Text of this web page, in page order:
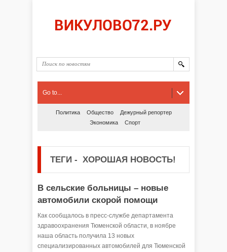
Go to...
Политика Общество
Дежурный репортер
Экономика
Спорт
ТЕГИ - ХОРОШАЯ НОВОСТЬ!
В сельские больницы – новые
автомобили скорой помощи
Как сообщалось в пресс-службе департамента
здравоохранения Тюменской области, в ноябре
наша область получила 13 новых
специализированных автомобилей для Тюменской